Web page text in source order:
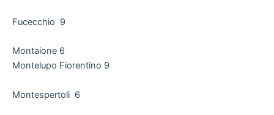
Fucecchio 9
Montaione 6
Montelupo Fiorentino 9
Montespertoli 6